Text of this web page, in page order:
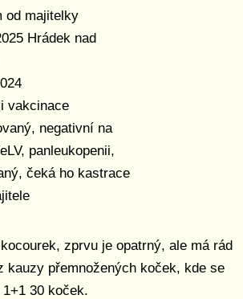
zprvu je opatrný, ale má rád
kauzy přemnožených koček, kde se
30 koček.
od majitelky
Hrádek nad
vakcinace
negativní na
panleukopenii,
čeká ho kastrace